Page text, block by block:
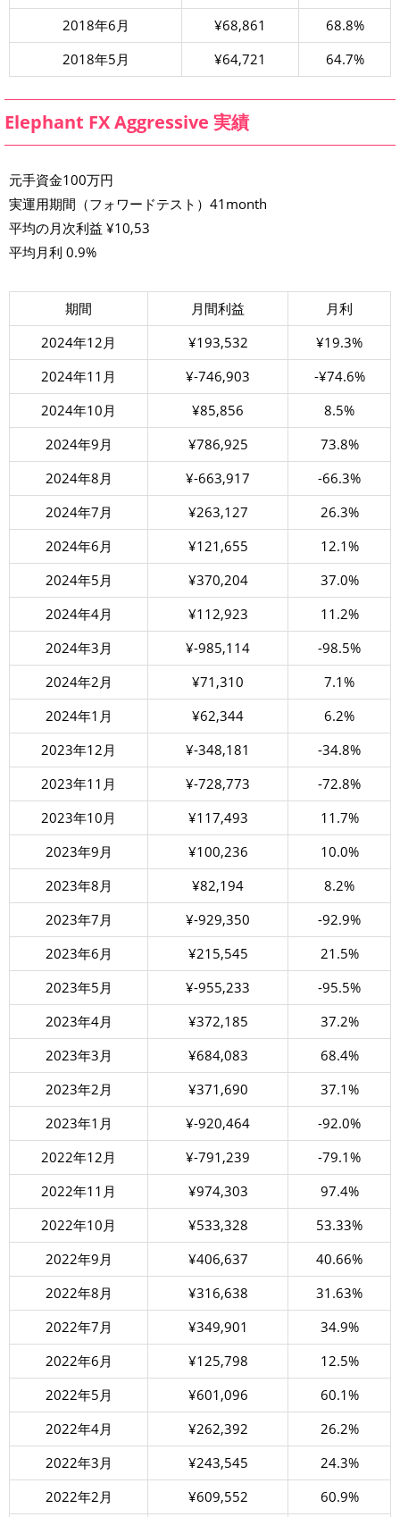
2018年6月
¥68,861
68.8%
2018年5月
¥64,721 64.7%
Elephant FX Aggressive 実績
元手資金100万円
実運用期間（フォワードテスト）41month
平均の月次利益 ¥10,53
平均月利 0.9%
期間 月間利益
月利
2024年12月
¥193,532
¥19.3%
2024年11月
¥-746,903
-¥74.6%
2024年10月
¥85,856
8.5%
2024年9月
¥786,925
73.8%
2024年8月
¥-663,917
-66.3%
2024年7月
¥263,127
26.3%
2024年6月
¥121,655
12.1%
2024年5月
¥370,204
37.0%
2024年4月
¥112,923
11.2%
2024年3月
¥-985,114
-98.5%
2024年2月
¥71,310
7.1%
2024年1月
¥62,344
6.2%
2023年12月
¥-348,181
-34.8%
2023年11月
¥-728,773
-72.8%
2023年10月
¥117,493
11.7%
2023年9月
¥100,236
10.0%
2023年8月
¥82,194
8.2%
2023年7月
¥-929,350
-92.9%
2023年6月
¥215,545
21.5%
2023年5月
¥-955,233
-95.5%
2023年4月
¥372,185
37.2%
2023年3月
¥684,083
68.4%
2023年2月
¥371,690
37.1%
2023年1月
¥-920,464
-92.0%
2022年12月
¥-791,239
-79.1%
2022年11月
¥974,303
97.4%
2022年10月
¥533,328
53.33%
2022年9月
¥406,637
40.66%
2022年8月
¥316,638
31.63%
2022年7月
¥349,901
34.9%
2022年6月
¥125,798
12.5%
2022年5月
¥601,096
60.1%
2022年4月
¥262,392
26.2%
2022年3月
¥243,545
24.3%
2022年2月
¥609,552
60.9%